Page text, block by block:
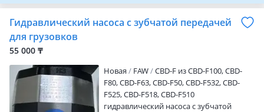
0
Гидравлический насоса с зубчатой передачей
для грузовков
55 000 ₸
Новая FAW
CBD-F из CBD-F100, CBD-
F80, CBD-F63, CBD-F50, CBD-F532, CBD-
F525, CBD-F518, CBD-F510
гидравлический насоса с зубчатой